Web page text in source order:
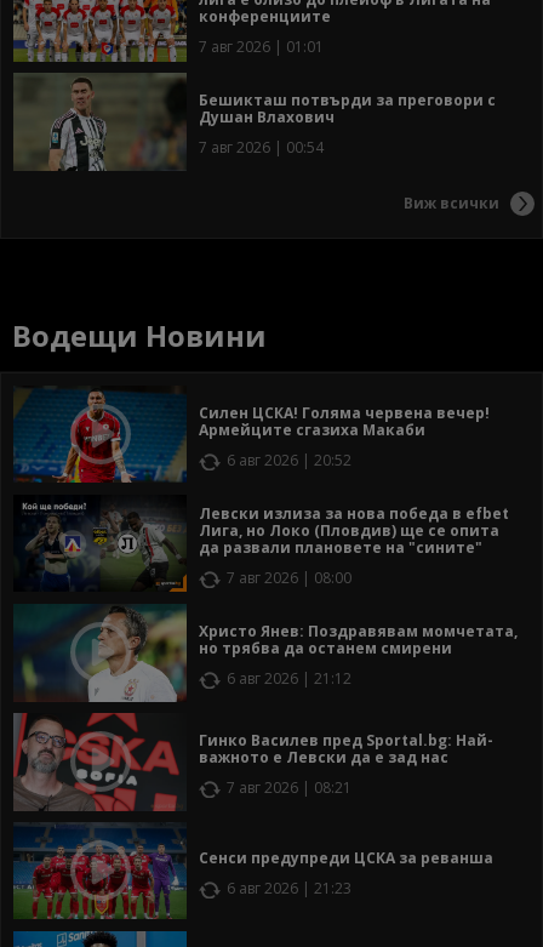
конференциите
7 авг 2026 | 01:01
Бешикташ потвърди за преговори с
Душан Влахович
7 авг 2026 | 00:54
Виж всички
Водещи Новини
Силен ЦСКА! Голяма червена вечер!
Армейците сгазиха Макаби
6 авг 2026 | 20:52
Левски излиза за нова победа в efbet
Лига, но Локо (Пловдив) ще се опита
да развали плановете на "сините"
7 авг 2026 | 08:00
Христо Янев: Поздравявам момчетата,
но трябва да останем смирени
6 авг 2026 | 21:12
Гинко Василев пред Sportal.bg: Най-
важното е Левски да е зад нас
7 авг 2026 | 08:21
Сенси предупреди ЦСКА за реванша
6 авг 2026 | 21:23